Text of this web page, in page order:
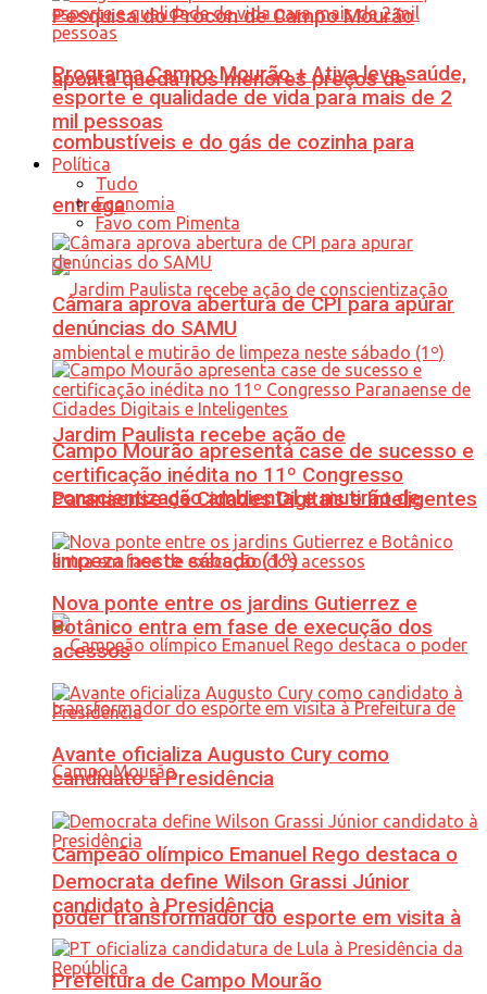
Pesquisa do Procon de Campo Mourão
aponta queda nos menores preços de
combustíveis e do gás de cozinha para
entrega
Jardim Paulista recebe ação de
conscientização ambiental e mutirão de
limpeza neste sábado (1º)
Campeão olímpico Emanuel Rego destaca o
poder transformador do esporte em visita à
Prefeitura de Campo Mourão
Programa Campo Mourão + Ativa leva saúde,
esporte e qualidade de vida para mais de 2
mil pessoas
Política
Tudo
Economia
Favo com Pimenta
Câmara aprova abertura de CPI para apurar
denúncias do SAMU
Campo Mourão apresenta case de sucesso e
certificação inédita no 11º Congresso
Paranaense de Cidades Digitais e Inteligentes
Nova ponte entre os jardins Gutierrez e
Botânico entra em fase de execução dos
acessos
Avante oficializa Augusto Cury como
candidato à Presidência
Democrata define Wilson Grassi Júnior
candidato à Presidência